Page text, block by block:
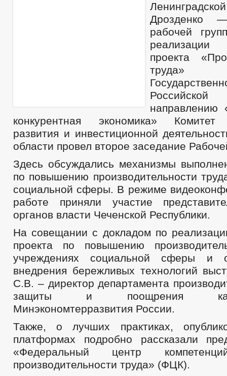
Дрозденко
рабочей
реализации
проекта
труда»
направлению
конкурентная экономика» Комитет
развития и инвестиционной
области провел второе заседание
Здесь обсуждались механизмы
по повышению производительности
социальной сферы. В режиме
работе приняли участие
органов власти Чеченской Республики.
На совещании с докладом по
проекта по повышению
учреждениях социальной сферы и
внедрения бережливых технологий
С.В. – директор департамента
защиты и поощрения
Минэкономтерразвития России.
Также, о лучших практиках,
платформах подробно рассказали
«Федеральный центр
производительности труда» (ФЦК).